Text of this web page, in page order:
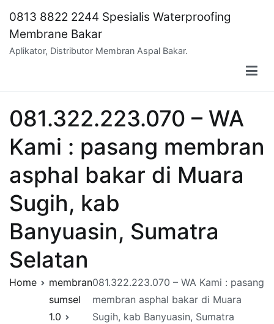
content
0813 8822 2244 Spesialis Waterproofing
Membrane Bakar
Aplikator, Distributor Membran Aspal Bakar.
081.322.223.070 – WA
Kami : pasang membran
asphal bakar di Muara
Sugih, kab
Banyuasin, Sumatra
Selatan
Home
membran
sumsel
1.0
081.322.223.070 – WA Kami : pasang
membran asphal bakar di Muara
Sugih, kab Banyuasin, Sumatra